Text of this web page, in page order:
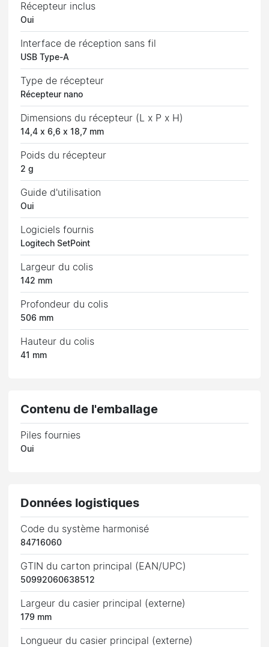
Récepteur inclus
Oui
Interface de réception sans fil
USB Type-A
Type de récepteur
Récepteur nano
Dimensions du récepteur (L x P x H)
14,4 x 6,6 x 18,7 mm
Poids du récepteur
2 g
Guide d'utilisation
Oui
Logiciels fournis
Logitech SetPoint
Largeur du colis
142 mm
Profondeur du colis
506 mm
Hauteur du colis
41 mm
Contenu de l'emballage
Piles fournies
Oui
Données logistiques
Code du système harmonisé
84716060
GTIN du carton principal (EAN/UPC)
50992060638512
Largeur du casier principal (externe)
179 mm
Longueur du casier principal (externe)